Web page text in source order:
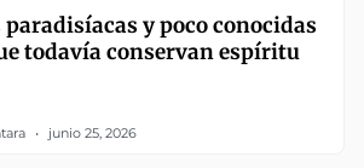
paradisíacas y poco conocidas
todavía conservan espíritu
junio 25, 2026